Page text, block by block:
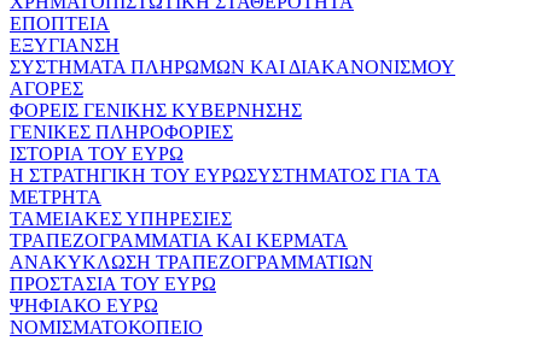
ΕΠΟΠΤΕΙΑ
ΕΞΥΓΙΑΝΣΗ
ΣΥΣΤΗΜΑΤΑ ΠΛΗΡΩΜΩΝ ΚΑΙ ΔΙΑΚΑΝΟΝΙΣΜΟΥ
ΑΓΟΡΕΣ
ΦΟΡΕΙΣ ΓΕΝΙΚΗΣ ΚΥΒΕΡΝΗΣΗΣ
ΓΕΝΙΚΕΣ ΠΛΗΡΟΦΟΡΙΕΣ
ΙΣΤΟΡΙΑ ΤΟΥ ΕΥΡΩ
Η ΣΤΡΑΤΗΓΙΚΗ ΤΟΥ ΕΥΡΩΣΥΣΤΗΜΑΤΟΣ ΓΙΑ ΤΑ
ΜΕΤΡΗΤΑ
ΤΑΜΕΙΑΚΕΣ ΥΠΗΡΕΣΙΕΣ
ΤΡΑΠΕΖΟΓΡΑΜΜΑΤΙΑ ΚΑΙ ΚΕΡΜΑΤΑ
ΑΝΑΚΥΚΛΩΣΗ ΤΡΑΠΕΖΟΓΡΑΜΜΑΤΙΩΝ
ΠΡΟΣΤΑΣΙΑ ΤΟΥ ΕΥΡΩ
ΨΗΦΙΑΚΟ ΕΥΡΩ
ΝΟΜΙΣΜΑΤΟΚΟΠΕΙΟ